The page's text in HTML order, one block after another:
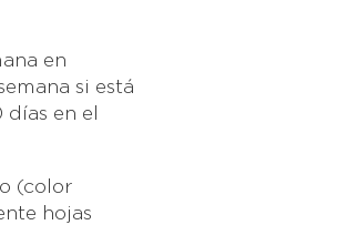
en
si está
en el
(color
hojas